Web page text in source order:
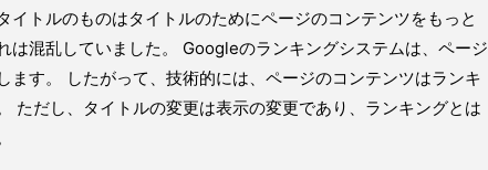
イトルのものはタイトルのためにページのコンテンツをもっと
は混乱していました。 Googleのランキングシステムは、ページ
ます。 したがって、技術的には、ページのコンテンツはランキ
ただし、タイトルの変更は表示の変更であり、ランキングとは